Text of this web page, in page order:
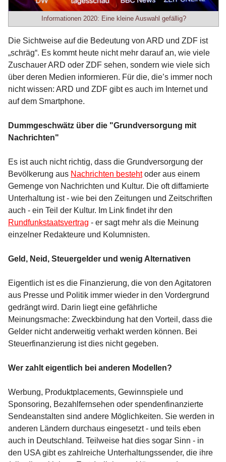
Informationen 2020: Eine kleine Auswahl gefällig?
Die Sichtweise auf die Bedeutung von ARD und ZDF ist
„schräg“. Es kommt heute nicht mehr darauf an, wie viele
Zuschauer ARD oder ZDF sehen, sondern wie viele sich
über deren Medien informieren. Für die, die’s immer noch
nicht wissen: ARD und ZDF gibt es auch im Internet und
auf dem Smartphone.
Dummgeschwätz über die "Grundversorgung mit
Nachrichten"
Es ist auch nicht richtig, dass die Grundversorgung der
Bevölkerung aus Nachrichten bestehtoder aus einem
Gemenge von Nachrichten und Kultur. Die oft diffamierte
Unterhaltung ist - wie bei den Zeitungen und Zeitschriften
auch - ein Teil der Kultur. Im Link findet ihr den
Rundfunkstaatsvertrag - er sagt mehr als die Meinung
einzelner Redakteure und Kolumnisten.
Geld, Neid, Steuergelder und wenig Alternativen
Eigentlich ist es die Finanzierung, die von den Agitatoren
aus Presse und Politik immer wieder in den Vordergrund
gedrängt wird. Darin liegt eine gefährliche
Meinungsmache: Zweckbindung hat den Vorteil, dass die
Gelder nicht anderweitig verhakt werden können. Bei
Steuerfinanzierung ist dies nicht gegeben.
Wer zahlt eigentlich bei anderen Modellen?
Werbung, Produktplacements, Gewinnspiele und
Sponsoring, Bezahlfernsehen oder spendenfinanzierte
Sendeanstalten sind andere Möglichkeiten. Sie werden in
anderen Ländern durchaus eingesetzt - und teils eben
auch in Deutschland. Teilweise hat dies sogar Sinn - in
den USA gibt es zahlreiche Unterhaltungssender, die ihre